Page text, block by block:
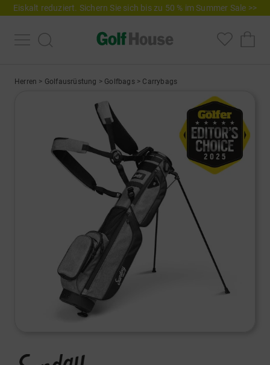
Eiskalt reduziert. Sichern Sie sich bis zu 50 % im Summer Sale >>
Herren > Golfausrüstung > Golfbags> Carrybags